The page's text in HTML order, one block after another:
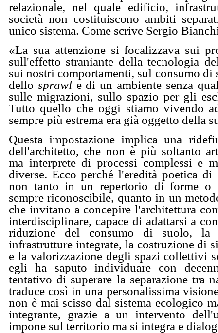
relazionale, nel quale edificio,
società non costituiscono ambiti
unico sistema. Come scrive Sergio
«La sua attenzione si focalizzava sui
sull'effetto straniante della tecnologia
sui nostri comportamenti, sul consumo di
dello sprawle di un ambiente senza
sulle migrazioni, sullo spazio per gli
Tutto quello che oggi stiamo vivendo
sempre più estrema era già oggetto della
Questa impostazione implica una
dell'architetto, che non è più soltanto
ma interprete di processi complessi e
diverse. Ecco perché l'eredità poetica di
non tanto in un repertorio di forme o
sempre riconoscibile, quanto in un
che invitano a concepire l'architettura
interdisciplinare, capace di adattarsi a
riduzione del consumo di suolo, la
infrastrutture integrate, la costruzione di
e la valorizzazione degli spazi collettivi
egli ha saputo individuare con
tentativo di superare la separazione tra
traduce così in una personalissima
non è mai scisso dal sistema ecologico
integrante, grazie a un intervento
impone sul territorio ma si integra e